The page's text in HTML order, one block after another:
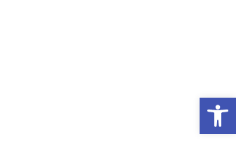
פתח סרגל נגישות